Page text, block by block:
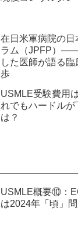
在日米軍病院の
ラム（JPFP）
した医師が語る
歩
USMLE受験費用
れでもハードル
は？
USMLE概要⑩：
は2024年「頃」